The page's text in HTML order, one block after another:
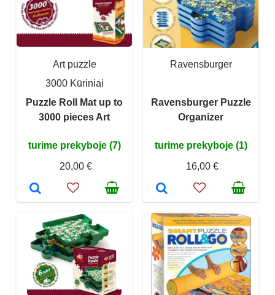
Art puzzle
3000 Kūriniai
Puzzle Roll Mat up to
3000 pieces Art
turime prekyboje (7)
20,00 €
Ravensburger
Ravensburger Puzzle
Organizer
turime prekyboje (1)
16,00 €